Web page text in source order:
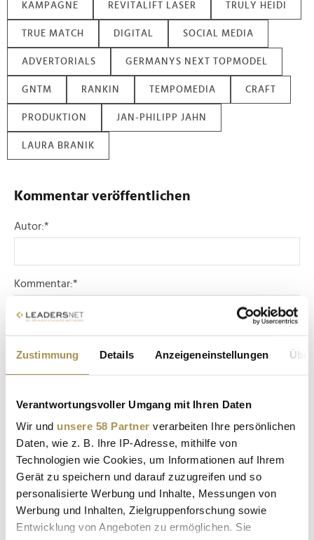
Zustimmung Details Anzeigeneinstellungen
Verantwortungsvoller Umgang mit Ihren Daten
Wir und unsere 58 Partner verarbeiten Ihre persönlichen
Daten, wie z. B. Ihre IP-Adresse, mithilfe von
Technologien wie Cookies, um Informationen auf Ihrem
Gerät zu speichern und darauf zuzugreifen und so
personalisierte Werbung und Inhalte, Messungen von
Werbung und Inhalten, Zielgruppenforschung sowie
Entwicklung von Angeboten zu ermöglichen. Sie
KAMPAGNE REVITALIFT LASER TRULY HEIDI
TRUE MATCH DIGITAL SOCIAL MEDIA
ADVERTORIALS GERMANYS NEXT TOPMODEL
GNTM RANKIN TEMPOMEDIA CRAFT
PRODUKTION JAN-PHILIPP JAHN
LAURA BRANIK
Kommentar veröffentlichen
Autor:*
Kommentar:*
Sicherheitscode bestätigen:*